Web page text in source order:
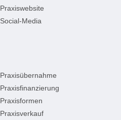
Praxiswebsite
Social-Media
Praxisübernahme
Praxisfinanzierung
Praxisformen
Praxisverkauf